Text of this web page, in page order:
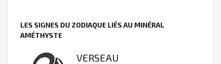
LES SIGNES DU ZODIAQUE LIÉS AU MINÉRAL
AMÉTHYSTE
VERSEAU